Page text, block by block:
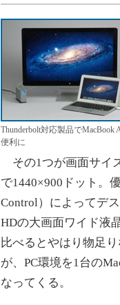
Thunderbolt対応製品でMacBook
便利に
その1つが画面サイ
で1440×900ドット。
Control）によってデ
HDの大画面ワイド液
比べるとやはり物足
が、PC環境を1台の
なってくる。